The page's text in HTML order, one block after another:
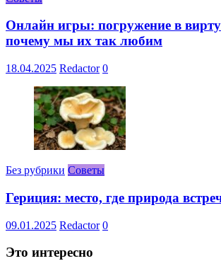
Онлайн игры: погружение в
почему мы их так любим
18.04.2025 Redactor 0
Без рубрики Советы
Гериция: место, где природа
09.01.2025 Redactor 0
Это интересно